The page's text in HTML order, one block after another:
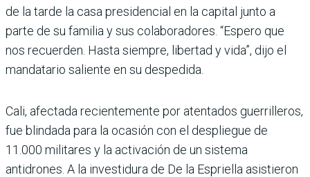
de la tarde la casa pre­sidencial en la capital junto a
parte de su familia y sus cola­boradores. “Espero que
nos recuerden. Hasta siempre, libertad y vida”, dijo el
man­datario saliente en su despe­dida.
Cali, afectada recientemente por atentados guerrilleros,
fue blindada para la ocasión con el despliegue de
11.000 militares y la activación de un sistema
antidrones. A la investidura de De la Esprie­lla asistieron